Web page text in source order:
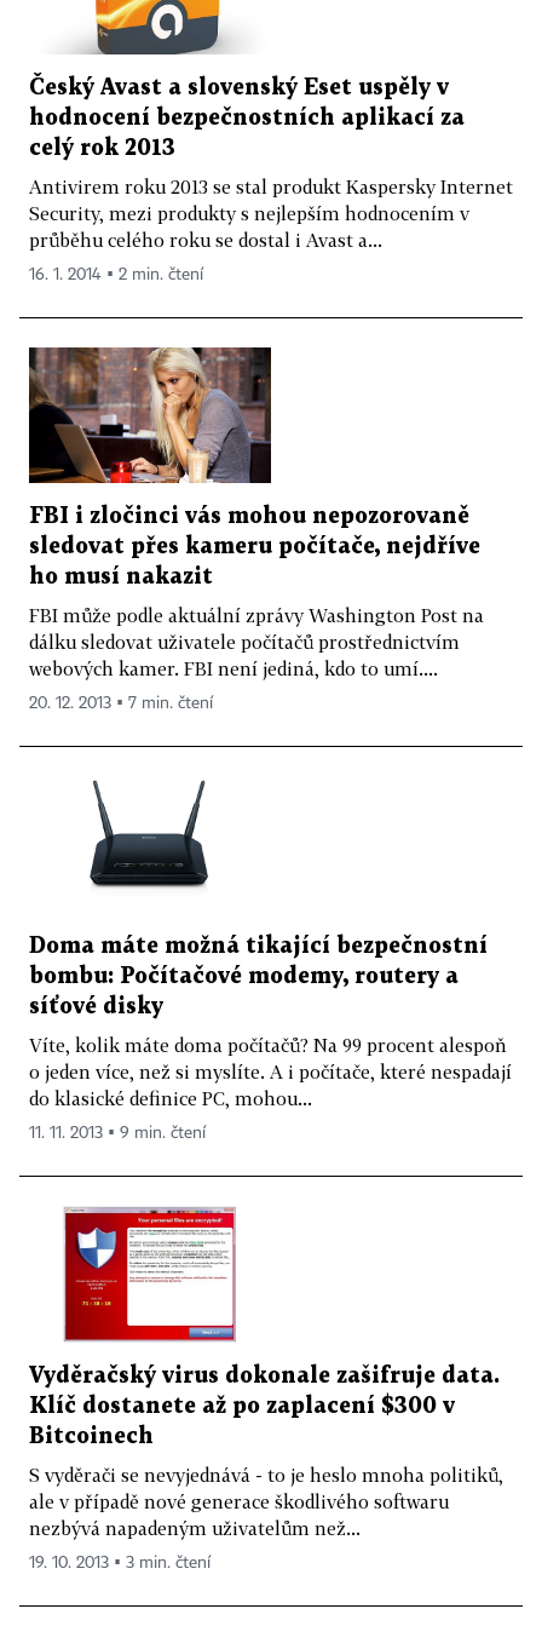
Český Avast a slovenský Eset uspěly v
hodnocení bezpečnostních aplikací za
celý rok 2013
Antivirem roku 2013 se stal produkt Kaspersky Internet
Security, mezi produkty s nejlepším hodnocením v
průběhu celého roku se dostal i Avast a...
16. 1. 2014 ▪ 2 min. čtení
FBI i zločinci vás mohou nepozorovaně
sledovat přes kameru počítače, nejdříve
ho musí nakazit
FBI může podle aktuální zprávy Washington Post na
dálku sledovat uživatele počítačů prostřednictvím
webových kamer. FBI není jediná, kdo to umí....
20. 12. 2013 ▪ 7 min. čtení
Doma máte možná tikající bezpečnostní
bombu: Počítačové modemy, routery a
síťové disky
Víte, kolik máte doma počítačů? Na 99 procent alespoň
o jeden více, než si myslíte. A i počítače, které nespadají
do klasické definice PC, mohou...
11. 11. 2013 ▪ 9 min. čtení
Vyděračský virus dokonale zašifruje data.
Klíč dostanete až po zaplacení $300 v
Bitcoinech
S vyděrači se nevyjednává - to je heslo mnoha politiků,
ale v případě nové generace škodlivého softwaru
nezbývá napadeným uživatelům než...
19. 10. 2013 ▪ 3 min. čtení